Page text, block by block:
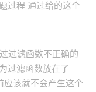
过程 通过给的这个
过滤函数不正确的
过滤函数放在了
应该就不会产生这个